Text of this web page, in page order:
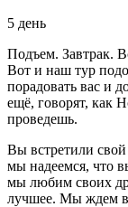
5 день
Подъем. Завтрак.
Вот и наш тур
порадовать вас и
ещё, говорят, как
проведешь.
Вы встретили
мы надеемся, что
мы любим своих
лучшее. Мы ждем